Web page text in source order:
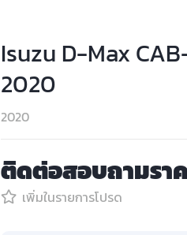
Isuzu D-Max
2020
2020
ติดต่อสอบถามรา
เพิ่มในรายการโปรด